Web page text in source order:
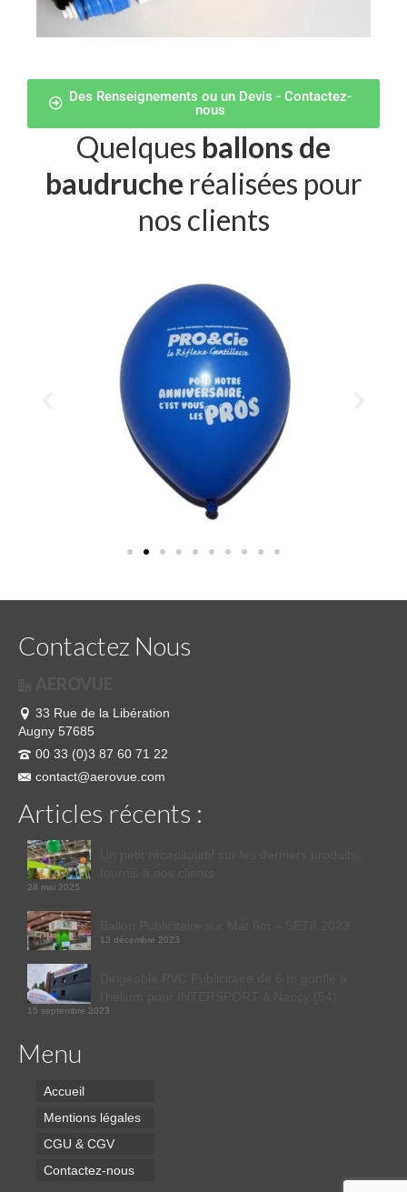
Des Renseignements ou un Devis - Contactez-
nous
Quelques ballons de
baudruche réalisées pour
nos clients
Contactez Nous
33 Rue de la Libération
Augny 57685
00 33 (0)3 87 60 71 22
contact@aerovue.com
Articles récents :
28 mai 2025
13 décembre 2023
15 septembre 2023
Menu
Accueil
Mentions légales
CGU & CGV
Contactez-nous